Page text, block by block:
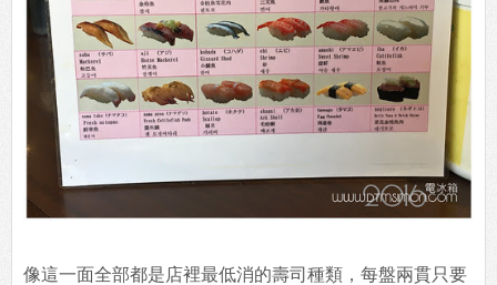
像這一面全部都是店裡最低消的壽司種類，每盤兩貫只要